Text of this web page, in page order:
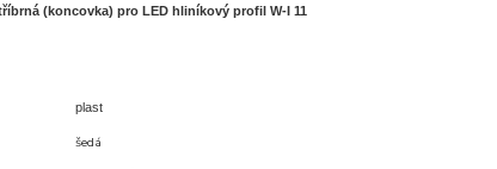
(koncovka) pro LED hliníkový profil W-I 11
plast
šedá